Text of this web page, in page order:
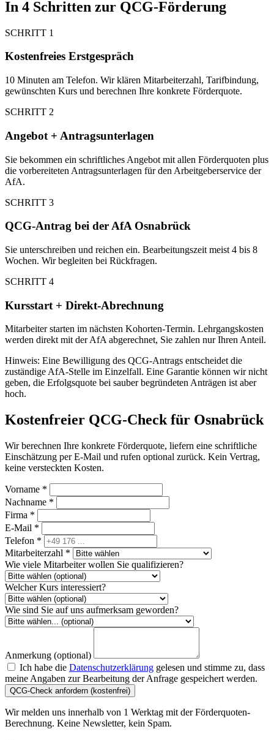
In 4 Schritten zur QCG-Förderung
SCHRITT 1
Kostenfreies Erstgespräch
10 Minuten am Telefon. Wir klären Mitarbeiterzahl, Tarifbindung,
gewünschten Kurs und berechnen Ihre konkrete Förderquote.
SCHRITT 2
Angebot + Antragsunterlagen
Sie bekommen ein schriftliches Angebot mit allen Förderquoten plus
die vorbereiteten Antragsunterlagen für den Arbeitgeberservice der
AfA.
SCHRITT 3
QCG-Antrag bei der AfA Osnabrück
Sie unterschreiben und reichen ein. Bearbeitungszeit meist 4 bis 8
Wochen. Wir begleiten bei Rückfragen.
SCHRITT 4
Kursstart + Direkt-Abrechnung
Mitarbeiter starten im nächsten Kohorten-Termin. Lehrgangskosten
werden direkt mit der AfA abgerechnet, Sie zahlen nur Ihren Anteil.
Hinweis: Eine Bewilligung des QCG-Antrags entscheidet die
zuständige AfA-Stelle im Einzelfall. Eine Garantie können wir nicht
geben, die Erfolgsquote bei sauber begründeten Anträgen ist aber
hoch.
Kostenfreier QCG-Check für Osnabrück
Wir berechnen Ihre konkrete Förderquote, liefern eine schriftliche
Einschätzung per E-Mail und rufen optional zurück. Kein Vertrag,
keine versteckten Kosten.
Vorname *
Nachname *
Firma *
E-Mail *
Telefon *
Mitarbeiterzahl *
Wie viele Mitarbeiter wollen Sie qualifizieren?
Welcher Kurs interessiert?
Wie sind Sie auf uns aufmerksam geworden?
Anmerkung (optional)
Ich habe die Datenschutzerklärung gelesen und stimme zu, dass
meine Angaben zur Bearbeitung der Anfrage gespeichert werden.
QCG-Check anfordern (kostenfrei)
Wir melden uns innerhalb von 1 Werktag mit der Förderquoten-
Berechnung. Keine Newsletter, kein Spam.